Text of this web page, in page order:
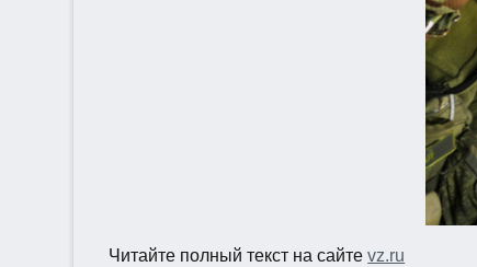
Читайте полный текст на сайтеvz.ru